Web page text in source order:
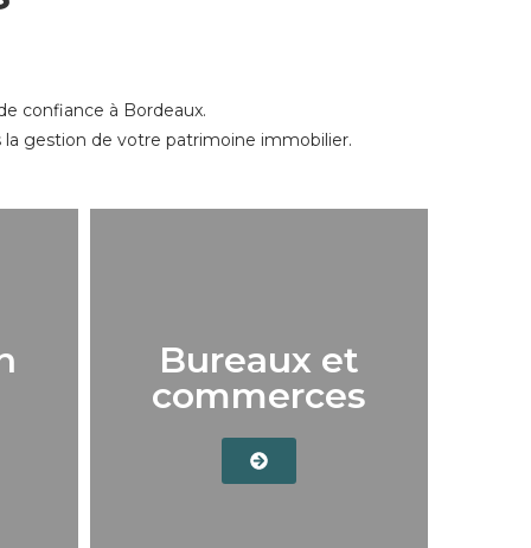
confiance à Bordeaux.
gestion de votre patrimoine immobilier.
Bureaux et
commerces